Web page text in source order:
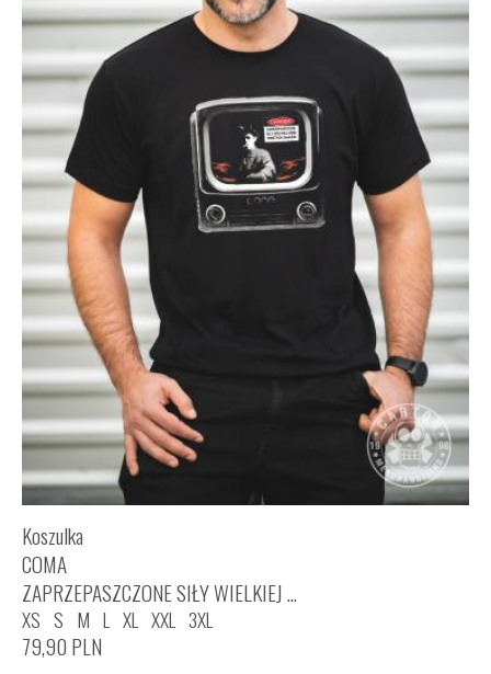
Koszulka
COMA
ZAPRZEPASZCZONE SIŁY WIELKIEJ ...
XS S M L XL XXL 3XL
79,90 PLN